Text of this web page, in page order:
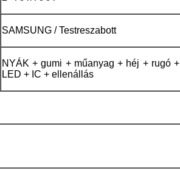
SAMSUNG / Testreszabott
NYÁK + gumi + műanyag + héj + rugó +
LED + IC + ellenállás